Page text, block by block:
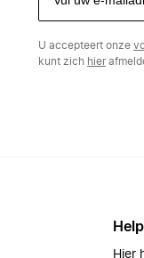
U accepteert onze
kunt zich hier
Help
Hier